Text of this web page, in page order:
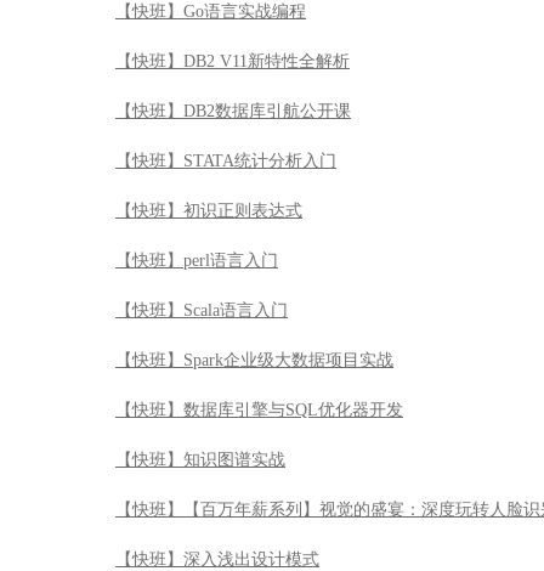
【快班】Go语言实战编程
【快班】DB2 V11新特性全解析
【快班】DB2数据库引航公开课
【快班】STATA统计分析入门
【快班】初识正则表达式
【快班】perl语言入门
【快班】Scala语言入门
【快班】Spark企业级大数据项目实战
【快班】数据库引擎与SQL优化器开发
【快班】知识图谱实战
【快班】【百万年薪系列】视觉的盛宴：深度玩转人脸识
【快班】深入浅出设计模式